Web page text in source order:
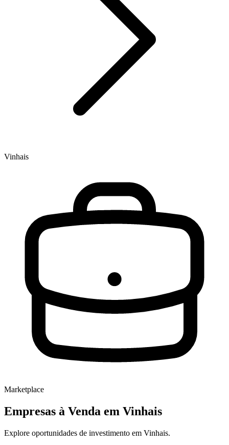
Vinhais
Marketplace
Empresas à Venda em Vinhais
Explore oportunidades de investimento em Vinhais.